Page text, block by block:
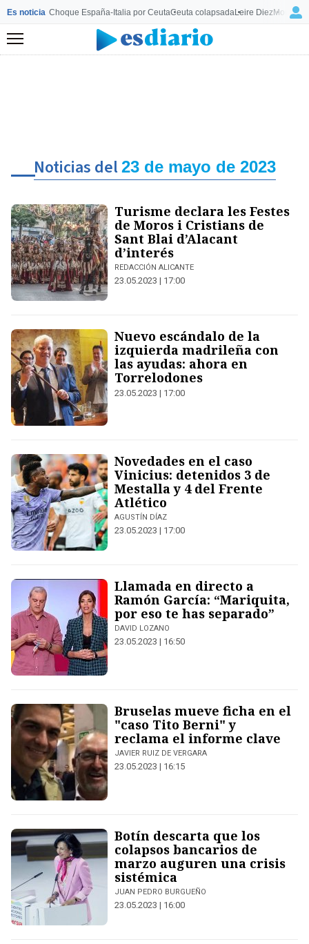
Es noticia Choque España-Italia por CeutaCeuta colapsadaLeire Diez
Menú
Noticias del23 de mayo de 2023
Turisme declara les Festes
de Moros i Cristians de
Sant Blai d’Alacant
d’interés
REDACCIÓN ALICANTE
23.05.2023 | 17:00
Nuevo escándalo de la
izquierda madrileña con
las ayudas: ahora en
Torrelodones
23.05.2023 | 17:00
Novedades en el caso
Vinicius: detenidos 3 de
Mestalla y 4 del Frente
Atlético
AGUSTÍN DÍAZ
23.05.2023 | 17:00
Llamada en directo a
Ramón García: “Mariquita,
por eso te has separado”
DAVID LOZANO
23.05.2023 | 16:50
Bruselas mueve ficha en el
"caso Tito Berni" y
reclama el informe clave
JAVIER RUIZ DE VERGARA
23.05.2023 | 16:15
Botín descarta que los
colapsos bancarios de
marzo auguren una crisis
sistémica
JUAN PEDRO BURGUEÑO
23.05.2023 | 16:00